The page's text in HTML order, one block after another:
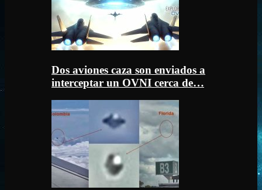
Dos aviones caza son enviados a
interceptar un OVNI cerca de…